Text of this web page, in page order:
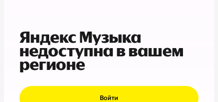
Яндекс Музыка
недоступна в вашем
регионе
Войти